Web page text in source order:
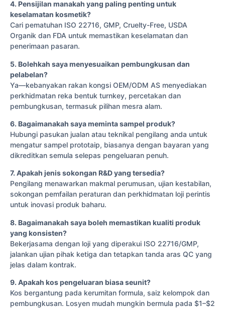
4. Pensijilan manakah yang paling penting untuk
keselamatan kosmetik?
Cari pematuhan ISO 22716, GMP, Cruelty-Free, USDA
Organik dan FDA untuk memastikan keselamatan dan
penerimaan pasaran.
5. Bolehkah saya menyesuaikan pembungkusan dan
pelabelan?
Ya—kebanyakan rakan kongsi OEM/ODM AS menyediakan
perkhidmatan reka bentuk turnkey, percetakan dan
pembungkusan, termasuk pilihan mesra alam.
6. Bagaimanakah saya meminta sampel produk?
Hubungi pasukan jualan atau teknikal pengilang anda untuk
mengatur sampel prototaip, biasanya dengan bayaran yang
dikreditkan semula selepas pengeluaran penuh.
7. Apakah jenis sokongan R&D yang tersedia?
Pengilang menawarkan makmal perumusan, ujian kestabilan,
sokongan pemfailan peraturan dan perkhidmatan loji perintis
untuk inovasi produk baharu.
8. Bagaimanakah saya boleh memastikan kualiti produk
yang konsisten?
Bekerjasama dengan loji yang diperakui ISO 22716/GMP,
jalankan ujian pihak ketiga dan tetapkan tanda aras QC yang
jelas dalam kontrak.
9. Apakah kos pengeluaran biasa seunit?
Kos bergantung pada kerumitan formula, saiz kelompok dan
pembungkusan. Losyen mudah mungkin bermula pada $1–$2